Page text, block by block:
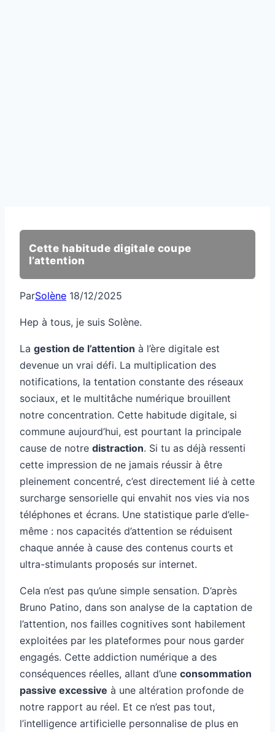
Cette habitude digitale coupe
l’attention
ParSolène 18/12/2025
Hep à tous, je suis Solène.
La gestion de l’attention à l’ère digitale est
devenue un vrai défi. La multiplication des
notifications, la tentation constante des réseaux
sociaux, et le multitâche numérique brouillent
notre concentration. Cette habitude digitale, si
commune aujourd’hui, est pourtant la principale
cause de notre distraction. Si tu as déjà ressenti
cette impression de ne jamais réussir à être
pleinement concentré, c’est directement lié à cette
surcharge sensorielle qui envahit nos vies via nos
téléphones et écrans. Une statistique parle d’elle-
même : nos capacités d’attention se réduisent
chaque année à cause des contenus courts et
ultra-stimulants proposés sur internet.
Cela n’est pas qu’une simple sensation. D’après
Bruno Patino, dans son analyse de la captation de
l’attention, nos failles cognitives sont habilement
exploitées par les plateformes pour nous garder
engagés. Cette addiction numérique a des
conséquences réelles, allant d’une consommation
passive excessive à une altération profonde de
notre rapport au réel. Et ce n’est pas tout,
l’intelligence artificielle personnalise de plus en